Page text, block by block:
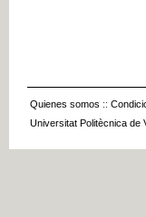
Quienes somos ::
Universitat Politècnica de